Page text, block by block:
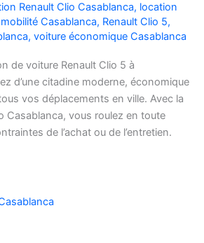
Renault Clio Casablanca, location
mobilité Casablanca, Renault Clio 5,
, voiture économique Casablanca
de voiture Renault Clio 5 à
d’une citadine moderne, économique
vos déplacements en ville. Avec la
Casablanca, vous roulez en toute
de l’achat ou de l’entretien.